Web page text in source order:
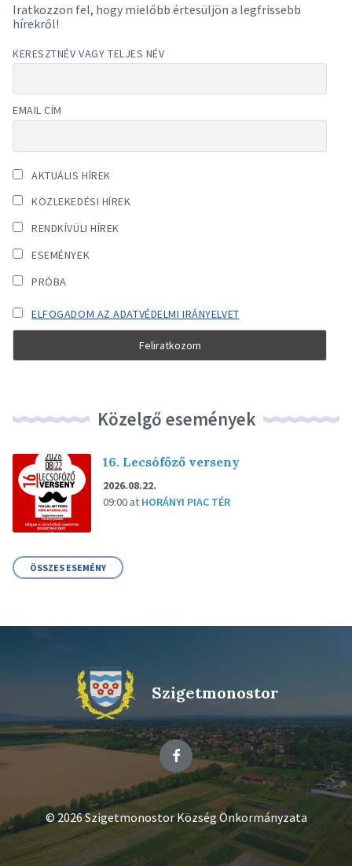
Iratkozzon fel, hogy mielőbb értesüljön a legfrissebb
hírekről!
KERESZTNÉV VAGY TELJES NÉV
EMAIL CÍM
AKTUÁLIS HÍREK
KÖZLEKEDÉSI HÍREK
RENDKÍVÜLI HÍREK
ESEMÉNYEK
PRÓBA
ELFOGADOM AZ ADATVÉDELMI IRÁNYELVET
Közelgő események
16. Lecsófőző verseny
2026.08.22.
09:00 at HORÁNYI PIAC TÉR
ÖSSZES ESEMÉNY
Szigetmonostor
Facebook
© 2026 Szigetmonostor Község Önkormányzata